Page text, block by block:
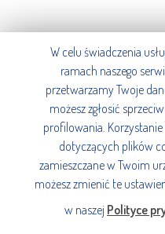
W celu świadczenia
ramach naszego
przetwarzamy Twoje
możesz zgłosić
profilowania.
dotyczących plików
zamieszczane w Twoim
możesz zmienić te
w naszej Polityce